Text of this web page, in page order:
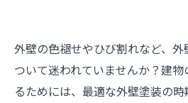
外壁の色褪せやひび割れなど、
ついて迷われていませんか？建
るためには、最適な外壁塗装の